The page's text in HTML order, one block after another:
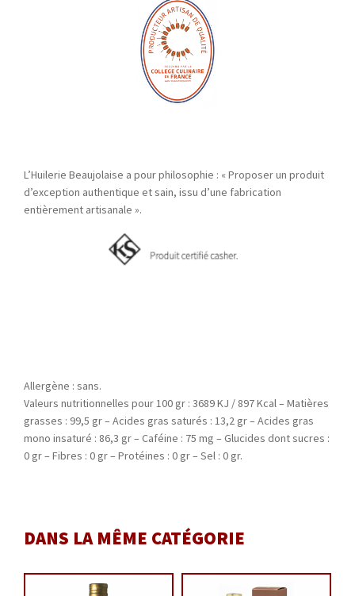
L’Huilerie Beaujolaise a pour philosophie : « Proposer un produit
d’exception authentique et sain, issu d’une fabrication
entièrement artisanale ».
Allergène : sans.
Valeurs nutritionnelles pour 100 gr : 3689 KJ / 897 Kcal – Matières
grasses : 99,5 gr – Acides gras saturés : 13,2 gr – Acides gras
mono insaturé : 86,3 gr – Caféine : 75 mg – Glucides dont sucres :
0 gr – Fibres : 0 gr – Protéines : 0 gr – Sel : 0 gr.
DANS LA MÊME CATÉGORIE